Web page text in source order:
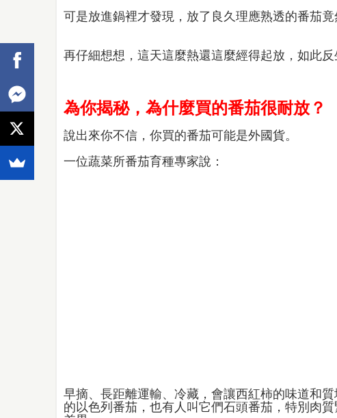
可是放進鍋裡才發現，放了良久理應熟透的番茄
再仔細想想，這天這麼熱還這麼經得起放，如此
為你揭秘，為什麼買的番茄很耐放？
說出來你不信，你買的番茄可能是外國貨。
一位蔬菜所番茄育種專家說：
早摘、長距離運輸、冷藏，會讓西紅柿的味道和
的以色列番茄，也有人叫它們石頭番茄，特別肉